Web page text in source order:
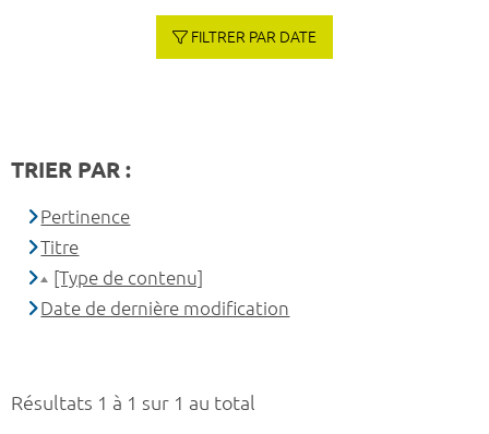
Résultats 1 à 1 sur 1 au total
FILTRER PAR DATE
TRIER PAR :
Pertinence
Titre
[Type de contenu]
Date de dernière modification